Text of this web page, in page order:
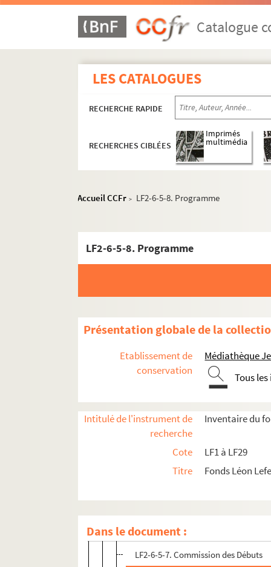
Catalogue
LES CATALOGUES
RECHERCHE RAPIDE
RECHERCHES CIBLÉES
Imprimés
multimédia
Accueil CCFr > LF2-6-5-8. Programme
LF2-6-5-8. Programme
Présentation globale de la
Etablissement de
conservation
Médiathèque
Tous
Intitulé de l'instrument de
recherche
Inventaire du
Cote
LF1 à LF29
Titre
Fonds Léon
Dans le document :
LF2-2. Incendie du théâtre, 1903
LF2-3. Documents sur le théâtre de Lille
LF2-6-2. Dossier 2 : 1891-1892
LF2-6-3. Dossier 3 : 1892-1893
LF2-6-4. Dossier 4 : 1893-1894
LF2-6-5. Dossier 5 : 1894-1895
LF2-6-5-4. Carte de soirée
LF2-6-5-5. Liste de l’Orchestre
LF2-6-5-6. Saison d'été 1894 : Mme
LF2-6-5-7. Commission des Débuts